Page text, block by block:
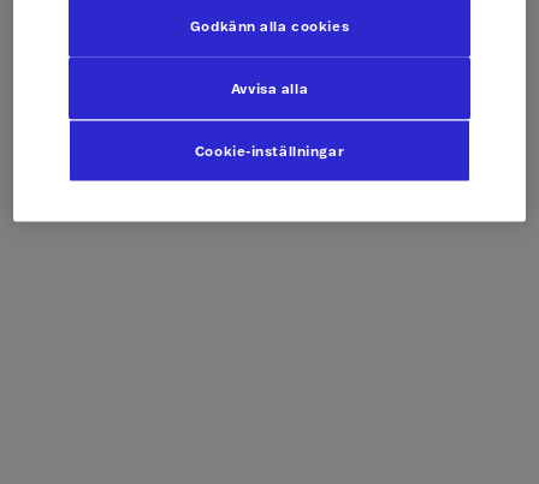
Cookie-inställningar
Avvisa alla
Godkänn alla cookies